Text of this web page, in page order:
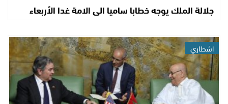
جلالة الملك يوجه خطابا ساميا الى الامة غدا الأربعاء
اشطاري